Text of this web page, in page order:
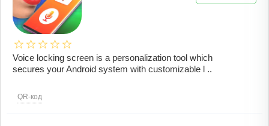
Voice locking screen is a personalization tool which
secures your Android system with customizable l ..
QR-код